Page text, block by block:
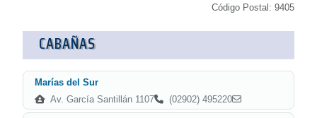
Código Postal: 9405
CABAÑAS
Marías del Sur
Av. García Santillán 1107
(02902) 495220